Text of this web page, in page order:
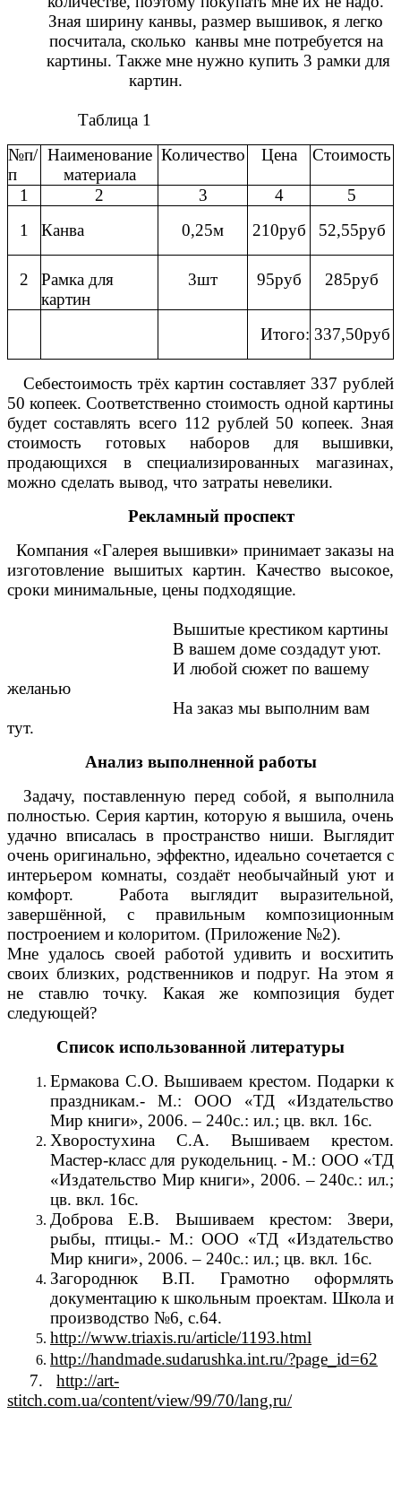
Зная ширину канвы, размер вышивок, я легко
посчитала, сколько канвы мне потребуется на
картины. Также мне нужно купить 3 рамки для
картин.
Таблица 1
№п/
п
Наименование
материала
Количество Цена Стоимость
1 2 3 4
5
1
Канва 0,25м 210руб 52,55руб
2
Рамка для
картин
3шт 95руб 285руб
Итого: 337,50руб
Себестоимость трёх картин составляет 337 рублей
50 копеек. Соответственно стоимость одной картины
будет составлять всего 112 рублей 50 копеек. Зная
стоимость готовых наборов для вышивки,
продающихся в специализированных магазинах,
можно сделать вывод, что затраты невелики.
Рекламный проспект
Компания «Галерея вышивки» принимает заказы на
изготовление вышитых картин. Качество высокое,
сроки минимальные, цены подходящие.
Вышитые крестиком картины
В вашем доме создадут уют.
И любой сюжет по вашему
желанью
На заказ мы выполним вам
тут.
Анализ выполненной работы
Задачу, поставленную перед собой, я выполнила
полностью. Серия картин, которую я вышила, очень
удачно вписалась в пространство ниши. Выглядит
очень оригинально, эффектно, идеально сочетается с
интерьером комнаты, создаёт необычайный уют и
комфорт. Работа выглядит выразительной,
завершённой, с правильным композиционным
построением и колоритом. (Приложение №2).
Мне удалось своей работой удивить и восхитить
своих близких, родственников и подруг. На этом я
не ставлю точку. Какая же композиция будет
следующей?
Список использованной литературы
Ермакова С.О. Вышиваем крестом. Подарки к
праздникам.- М.: ООО «ТД «Издательство
Мир книги», 2006. – 240с.: ил.; цв. вкл. 16с.
Хворостухина С.А. Вышиваем крестом.
Мастер-класс для рукодельниц. - М.: ООО «ТД
«Издательство Мир книги», 2006. – 240с.: ил.;
цв. вкл. 16с.
Доброва Е.В. Вышиваем крестом: Звери,
рыбы, птицы.- М.: ООО «ТД «Издательство
Мир книги», 2006. – 240с.: ил.; цв. вкл. 16с.
Загороднюк В.П. Грамотно оформлять
документацию к школьным проектам. Школа и
производство №6, с.64.
http://www.triaxis.ru/article/1193.html
http://handmade.sudarushka.int.ru/?page_id=62
7. http://art-
stitch.com.ua/content/view/99/70/lang,ru/